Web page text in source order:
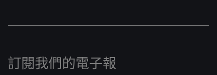
訂閱我們的電子報